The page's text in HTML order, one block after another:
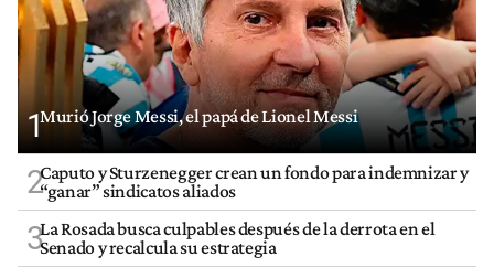
1Murió Jorge Messi, el papá de Lionel Messi
2Caputo y Sturzenegger crean un fondo para indemnizar y
“ganar” sindicatos aliados
3La Rosada busca culpables después de la derrota en el
Senado y recalcula su estrategia